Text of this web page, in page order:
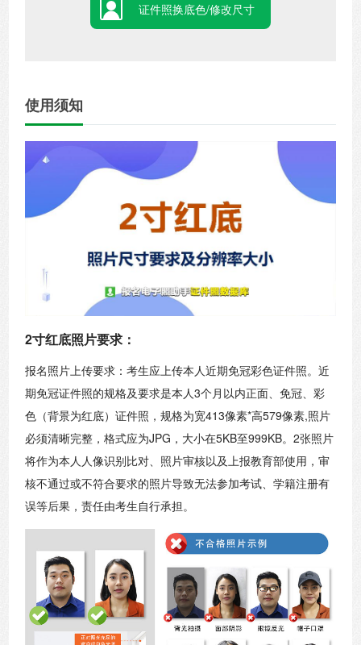
证件照换底色/修改尺寸
使用须知
2寸红底照片要求：
报名照片上传要求：考生应上传本人近期免冠彩色证件照。近
期免冠证件照的规格及要求是本人3个月以内正面、免冠、彩
色（背景为红底）证件照，规格为宽413像素*高579像素,照片
必须清晰完整，格式应为JPG，大小在5KB至999KB。2张照片
将作为本人人像识别比对、照片审核以及上报教育部使用，审
核不通过或不符合要求的照片导致无法参加考试、学籍注册有
误等后果，责任由考生自行承担。